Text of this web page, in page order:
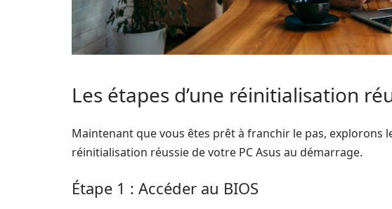
Les étapes d’une réinitialisation
Maintenant que vous êtes prêt à franchir le pas, explorons
réinitialisation réussie de votre PC Asus au démarrage.
Étape 1 : Accéder au BIOS